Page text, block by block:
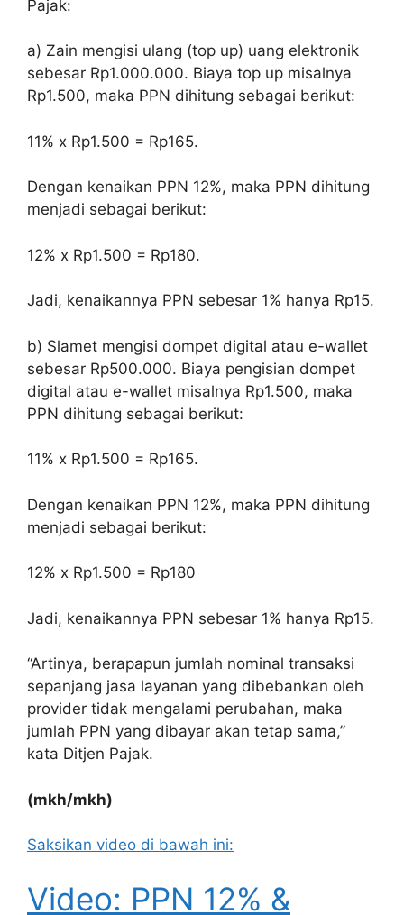
Pajak:
a) Zain mengisi ulang (top up) uang elektronik
sebesar Rp1.000.000. Biaya top up misalnya
Rp1.500, maka PPN dihitung sebagai berikut:
11% x Rp1.500 = Rp165.
Dengan kenaikan PPN 12%, maka PPN dihitung
menjadi sebagai berikut:
12% x Rp1.500 = Rp180.
Jadi, kenaikannya PPN sebesar 1% hanya Rp15.
b) Slamet mengisi dompet digital atau e-wallet
sebesar Rp500.000. Biaya pengisian dompet
digital atau e-wallet misalnya Rp1.500, maka
PPN dihitung sebagai berikut:
11% x Rp1.500 = Rp165.
Dengan kenaikan PPN 12%, maka PPN dihitung
menjadi sebagai berikut:
12% x Rp1.500 = Rp180
Jadi, kenaikannya PPN sebesar 1% hanya Rp15.
“Artinya, berapapun jumlah nominal transaksi
sepanjang jasa layanan yang dibebankan oleh
provider tidak mengalami perubahan, maka
jumlah PPN yang dibayar akan tetap sama,”
kata Ditjen Pajak.
(mkh/mkh)
Saksikan video di bawah ini:
Video: PPN 12% &